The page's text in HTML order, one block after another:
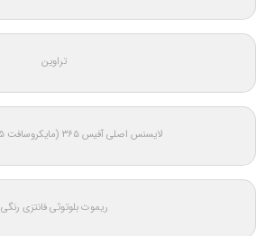
تراوین
لایسنس اصلی آفیس ۳۶۵ (مایکروسافت ۳۶۵) اورجینال
ریموت بلوتوثی فانتزی رنگی